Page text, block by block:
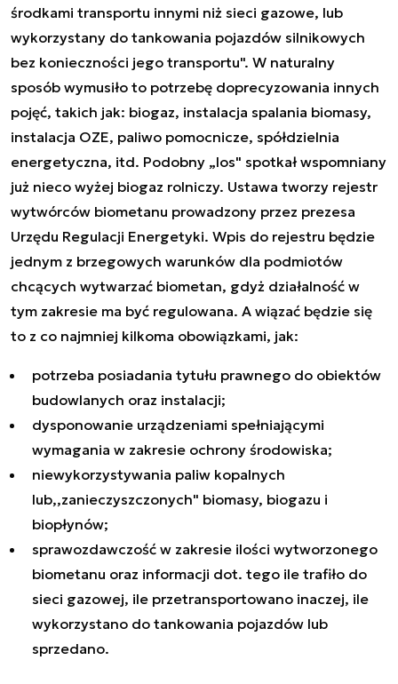
środkami transportu innymi niż sieci gazowe, lub
wykorzystany do tankowania pojazdów silnikowych
bez konieczności jego transportu". W naturalny
sposób wymusiło to potrzebę doprecyzowania innych
pojęć, takich jak: biogaz, instalacja spalania biomasy,
instalacja OZE, paliwo pomocnicze, spółdzielnia
energetyczna, itd. Podobny „los" spotkał wspomniany
już nieco wyżej biogaz rolniczy. Ustawa tworzy rejestr
wytwórców biometanu prowadzony przez prezesa
Urzędu Regulacji Energetyki. Wpis do rejestru będzie
jednym z brzegowych warunków dla podmiotów
chcących wytwarzać biometan, gdyż działalność w
tym zakresie ma być regulowana. A wiązać będzie się
to z co najmniej kilkoma obowiązkami, jak:
potrzeba posiadania tytułu prawnego do obiektów
budowlanych oraz instalacji;
dysponowanie urządzeniami spełniającymi
wymagania w zakresie ochrony środowiska;
niewykorzystywania paliw kopalnych
lub,,zanieczyszczonych" biomasy, biogazu i
biopłynów;
sprawozdawczość w zakresie ilości wytworzonego
biometanu oraz informacji dot. tego ile trafiło do
sieci gazowej, ile przetransportowano inaczej, ile
wykorzystano do tankowania pojazdów lub
sprzedano.